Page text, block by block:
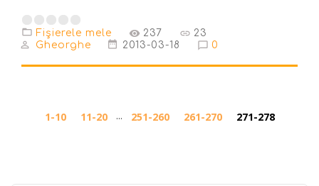
Fişierele mele 237
23
Gheorghe
2013-03-18 0
1-10 11-20 ... 251-260 261-270 271-278